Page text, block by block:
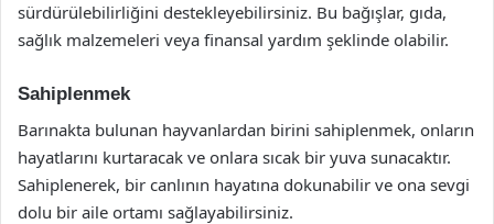
sürdürülebilirliğini destekleyebilirsiniz. Bu bağışlar, gıda,
sağlık malzemeleri veya finansal yardım şeklinde olabilir.
Sahiplenmek
Barınakta bulunan hayvanlardan birini sahiplenmek, onların
hayatlarını kurtaracak ve onlara sıcak bir yuva sunacaktır.
Sahiplenerek, bir canlının hayatına dokunabilir ve ona sevgi
dolu bir aile ortamı sağlayabilirsiniz.